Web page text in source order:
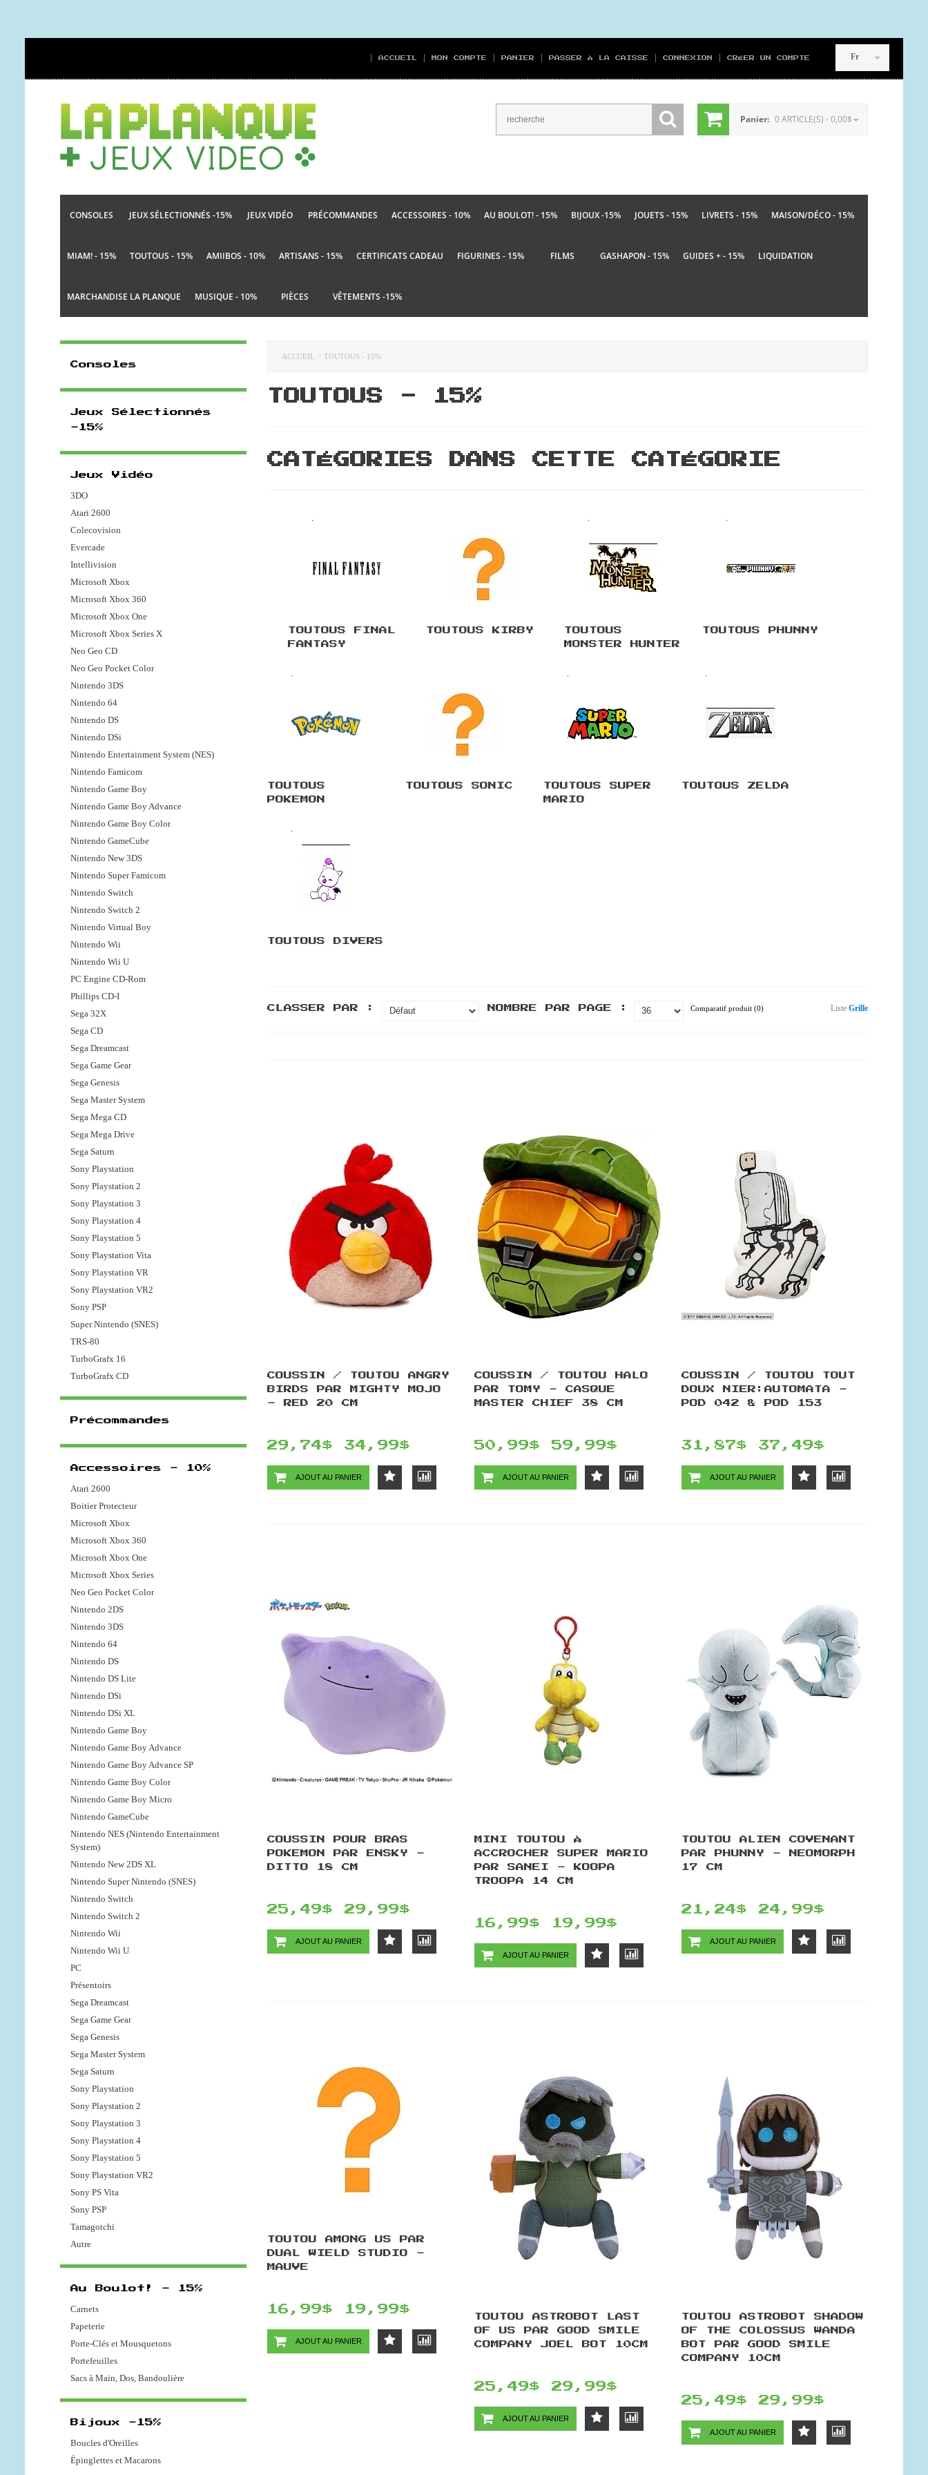
Fr
ACCUEIL MON COMPTE PANIER PASSER À LA CAISSE CONNEXION CRÉER UN COMPTE
Panier: 0 ARTICLE(S) - 0,00$
CONSOLES JEUX SÉLECTIONNÉS -15% JEUX VIDÉO PRÉCOMMANDES ACCESSOIRES - 10% AU BOULOT! - 15% BIJOUX -15% JOUETS - 15% LIVRETS - 15% MAISON/DÉCO - 15%
MIAM! - 15% TOUTOUS - 15% AMIIBOS - 10% ARTISANS - 15% CERTIFICATS CADEAU FIGURINES - 15% FILMS GASHAPON - 15% GUIDES + - 15% LIQUIDATION
MARCHANDISE LA PLANQUE MUSIQUE - 10% PIÈCES VÊTEMENTS -15%
ACCUEIL > TOUTOUS - 15%
TOUTOUS - 15%
CATÉGORIES DANS CETTE CATÉGORIE
TOUTOUS FINAL
FANTASY
TOUTOUS KIRBY
TOUTOUS
MONSTER HUNTER
TOUTOUS PHUNNY
TOUTOUS
POKEMON
TOUTOUS SONIC
TOUTOUS SUPER
MARIO
TOUTOUS ZELDA
TOUTOUS DIVERS
CLASSER PAR : NOMBRE PAR PAGE : Comparatif produit (0) Liste Grille
COUSSIN / TOUTOU ANGRY
BIRDS PAR MIGHTY MOJO
- RED 20 CM
29,74$ 34,99$
AJOUT AU PANIER
COUSSIN / TOUTOU HALO
PAR TOMY - CASQUE
MASTER CHIEF 38 CM
50,99$ 59,99$
AJOUT AU PANIER
COUSSIN / TOUTOU TOUT
DOUX NIER:AUTOMATA -
POD 042 & POD 153
31,87$ 37,49$
AJOUT AU PANIER
COUSSIN POUR BRAS
POKEMON PAR ENSKY -
DITTO 18 CM
25,49$ 29,99$
AJOUT AU PANIER
MINI TOUTOU À
ACCROCHER SUPER MARIO
PAR SANEI - KOOPA
TROOPA 14 CM
16,99$ 19,99$
AJOUT AU PANIER
TOUTOU ALIEN COVENANT
PAR PHUNNY - NEOMORPH
17 CM
21,24$ 24,99$
AJOUT AU PANIER
TOUTOU AMONG US PAR
DUAL WIELD STUDIO -
MAUVE
16,99$ 19,99$
AJOUT AU PANIER
TOUTOU ASTROBOT LAST
OF US PAR GOOD SMILE
COMPANY JOEL BOT 10CM
25,49$ 29,99$
AJOUT AU PANIER
TOUTOU ASTROBOT SHADOW
OF THE COLOSSUS WANDA
BOT PAR GOOD SMILE
COMPANY 10CM
25,49$ 29,99$
AJOUT AU PANIER
Consoles
Jeux Sélectionnés
-15%
Jeux Vidéo
3DO
Atari 2600
Colecovision
Evercade
Intellivision
Microsoft Xbox
Microsoft Xbox 360
Microsoft Xbox One
Microsoft Xbox Series X
Neo Geo CD
Neo Geo Pocket Color
Nintendo 3DS
Nintendo 64
Nintendo DS
Nintendo DSi
Nintendo Entertainment System (NES)
Nintendo Famicom
Nintendo Game Boy
Nintendo Game Boy Advance
Nintendo Game Boy Color
Nintendo GameCube
Nintendo New 3DS
Nintendo Super Famicom
Nintendo Switch
Nintendo Switch 2
Nintendo Virtual Boy
Nintendo Wii
Nintendo Wii U
PC Engine CD-Rom
Phillips CD-I
Sega 32X
Sega CD
Sega Dreamcast
Sega Game Gear
Sega Genesis
Sega Master System
Sega Mega CD
Sega Mega Drive
Sega Saturn
Sony Playstation
Sony Playstation 2
Sony Playstation 3
Sony Playstation 4
Sony Playstation 5
Sony Playstation Vita
Sony Playstation VR
Sony Playstation VR2
Sony PSP
Super Nintendo (SNES)
TRS-80
TurboGrafx 16
TurboGrafx CD
Précommandes
Accessoires - 10%
Atari 2600
Boitier Protecteur
Microsoft Xbox
Microsoft Xbox 360
Microsoft Xbox One
Microsoft Xbox Series
Neo Geo Pocket Color
Nintendo 2DS
Nintendo 3DS
Nintendo 64
Nintendo DS
Nintendo DS Lite
Nintendo DSi
Nintendo DSi XL
Nintendo Game Boy
Nintendo Game Boy Advance
Nintendo Game Boy Advance SP
Nintendo Game Boy Color
Nintendo Game Boy Micro
Nintendo GameCube
Nintendo NES (Nintendo Entertainment
System)
Nintendo New 2DS XL
Nintendo Super Nintendo (SNES)
Nintendo Switch
Nintendo Switch 2
Nintendo Wii
Nintendo Wii U
PC
Présentoirs
Sega Dreamcast
Sega Game Gear
Sega Genesis
Sega Master System
Sega Saturn
Sony Playstation
Sony Playstation 2
Sony Playstation 3
Sony Playstation 4
Sony Playstation 5
Sony Playstation VR2
Sony PS Vita
Sony PSP
Tamagotchi
Autre
Au Boulot! - 15%
Carnets
Papeterie
Porte-Clés et Mousquetons
Portefeuilles
Sacs à Main, Dos, Bandoulière
Bijoux -15%
Boucles d'Oreilles
Épinglettes et Macarons